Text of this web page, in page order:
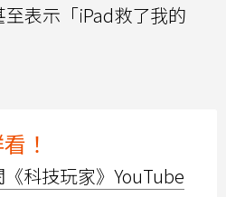
表示「iPad救了我的
！
《科技玩家》YouTube